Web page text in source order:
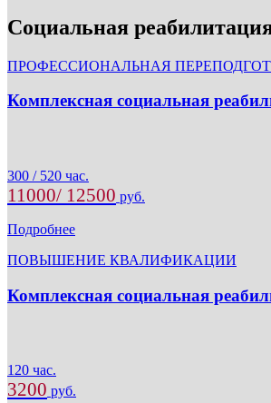
Социальная
ПРОФЕССИОНАЛЬНАЯ
Комплексная социальная
300 / 520 час.
11000/ 12500 руб.
Подробнее
ПОВЫШЕНИЕ КВАЛИФИКАЦИИ
Комплексная социальная
120 час.
3200 руб.